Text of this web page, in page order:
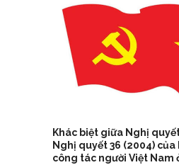
Khác biệt giữa Nghị
Nghị quyết 36 (2004) của
công tác người Việt Nam